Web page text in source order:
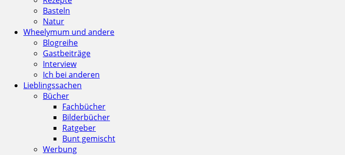
Basteln
Natur
Wheelymum und andere
Blogreihe
Gastbeiträge
Interview
Ich bei anderen
Lieblingssachen
Bücher
Fachbücher
Bilderbücher
Ratgeber
Bunt gemischt
Werbung